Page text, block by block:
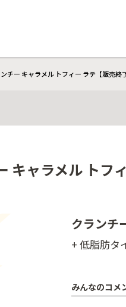
チー キャラメル トフィー ラテ【販売終了
ャラメル トフ
クランチ
+ 低脂肪タ
みんなのコメ